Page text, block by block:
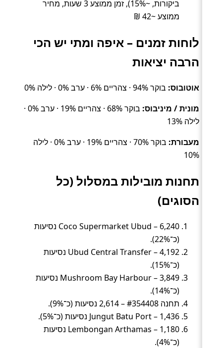
ביקורות, ~15%), זמן ממוצע 3 שעות, מחיר
ממוצע ~42 ₪
לוחות זמנים – איפה ומתי יש הכי
הרבה יציאות
אוטובוס: בוקר 94% · צהריים 6% · ערב 0% · לילה 0%
מונית / מיניבוס:
בוקר 68% · צהריים 19% · ערב 0% ·
לילה 13%
מעבורת:
בוקר 70% · צהריים 19% · ערב 0% · לילה
10%
תחנות מובילות במסלול (כל
הסוגים)
Coco Supermarket Ubud – 6,240 נסיעות
(כ־22%).
Ubud Central Transfer – 4,192 נסיעות
(כ־15%).
Mushroom Bay Harbour – 3,849 נסיעות
(כ־14%).
תחנה #354408 – 2,614 נסיעות (כ־9%).
Jungut Batu Port – 1,436 נסיעות (כ־5%).
Lembongan Arthamas – 1,180 נסיעות
(כ־4%).